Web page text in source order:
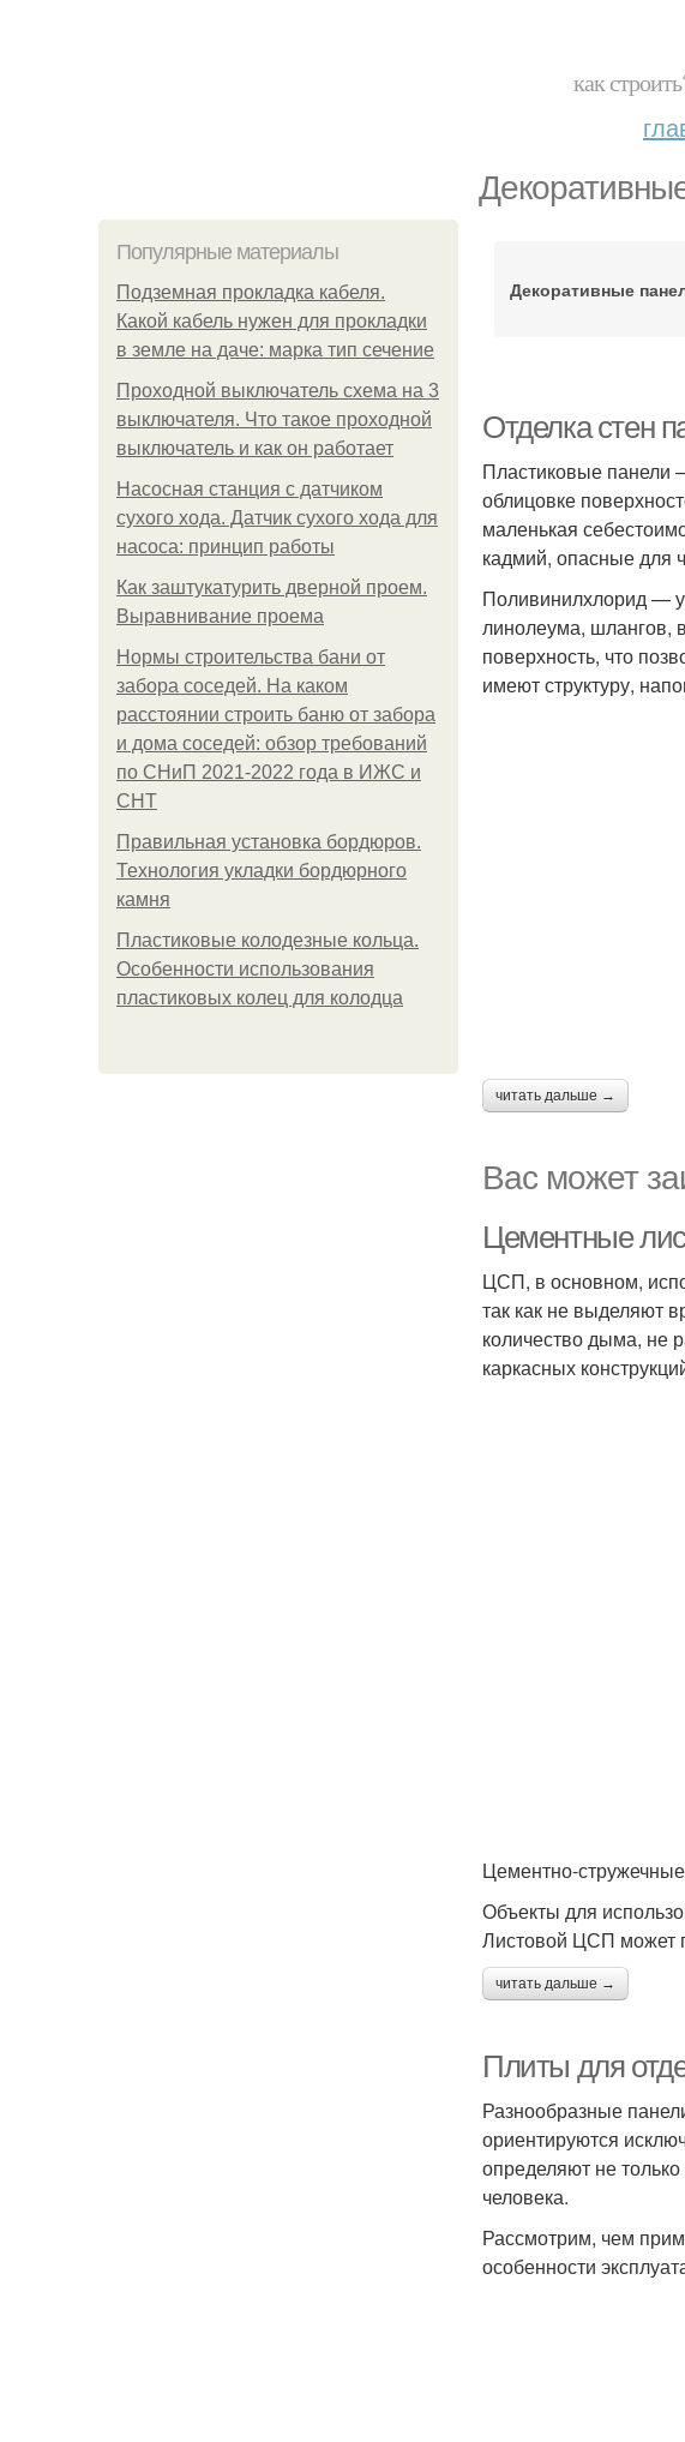
как
Популярные материалы
Подземная прокладка кабеля.
Какой кабель нужен для прокладки
в земле на даче: марка тип сечение
Проходной выключатель схема на 3
выключателя. Что такое проходной
выключатель и как он работает
Насосная станция с датчиком
сухого хода. Датчик сухого хода для
насоса: принцип работы
Как заштукатурить дверной проем.
Выравнивание проема
Нормы строительства бани от
забора соседей. На каком
расстоянии строить баню от забора
и дома соседей: обзор требований
по СНиП 2021-2022 года в ИЖС и
СНТ
Правильная установка бордюров.
Технология укладки бордюрного
камня
Пластиковые колодезные кольца.
Особенности использования
пластиковых колец для колодца
Декоративные
Отделка стен
Пластиковые панели
облицовке
маленькая
кадмий, опасные для
Поливинилхлорид —
линолеума, шлангов,
поверхность, что
имеют структуру,
читать дальше →
Вас может
Цементные
ЦСП, в основном,
так как не выделяют
количество дыма, не
каркасных
Цементно-стружечные
Объекты для
Листовой ЦСП может
читать дальше →
Плиты для
Разнообразные
ориентируются
определяют не
человека.
Рассмотрим, чем
особенности